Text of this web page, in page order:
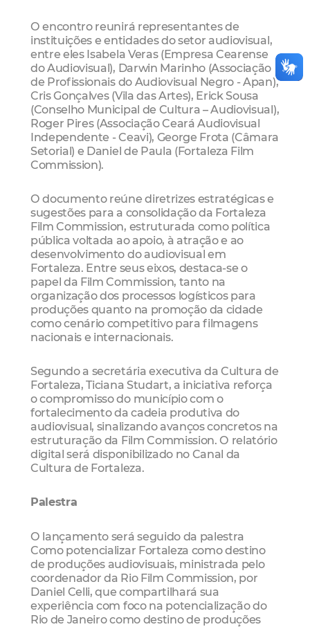
O encontro reunirá representantes de
instituições e entidades do setor audiovisual,
entre eles Isabela Veras (Empresa Cearense
do Audiovisual), Darwin Marinho (Associação
de Profissionais do Audiovisual Negro - Apan),
Cris Gonçalves (Vila das Artes), Erick Sousa
(Conselho Municipal de Cultura – Audiovisual),
Roger Pires (Associação Ceará Audiovisual
Independente - Ceavi), George Frota (Câmara
Setorial) e Daniel de Paula (Fortaleza Film
Commission).
O documento reúne diretrizes estratégicas e
sugestões para a consolidação da Fortaleza
Film Commission, estruturada como política
pública voltada ao apoio, à atração e ao
desenvolvimento do audiovisual em
Fortaleza. Entre seus eixos, destaca-se o
papel da Film Commission, tanto na
organização dos processos logísticos para
produções quanto na promoção da cidade
como cenário competitivo para filmagens
nacionais e internacionais.
Segundo a secretária executiva da Cultura de
Fortaleza, Ticiana Studart, a iniciativa reforça
o compromisso do município com o
fortalecimento da cadeia produtiva do
audiovisual, sinalizando avanços concretos na
estruturação da Film Commission. O relatório
digital será disponibilizado no Canal da
Cultura de Fortaleza.
Palestra
O lançamento será seguido da palestra
Como potencializar Fortaleza como destino
de produções audiovisuais, ministrada pelo
coordenador da Rio Film Commission, por
Daniel Celli, que compartilhará sua
experiência com foco na potencialização do
Rio de Janeiro como destino de produções